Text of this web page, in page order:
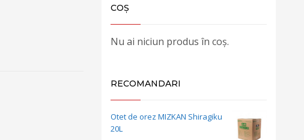
COȘ
Nu ai niciun produs în coș.
RECOMANDARI
Otet de orez MIZKAN Shiragiku
20L